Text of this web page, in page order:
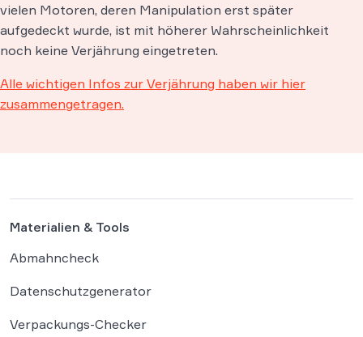
vielen Motoren, deren Manipulation erst später
aufgedeckt wurde, ist mit höherer Wahrscheinlichkeit
noch keine Verjährung eingetreten.
Alle wichtigen Infos zur Verjährung haben wir hier
zusammengetragen.
Materialien & Tools
Abmahncheck
Datenschutzgenerator
Verpackungs-Checker